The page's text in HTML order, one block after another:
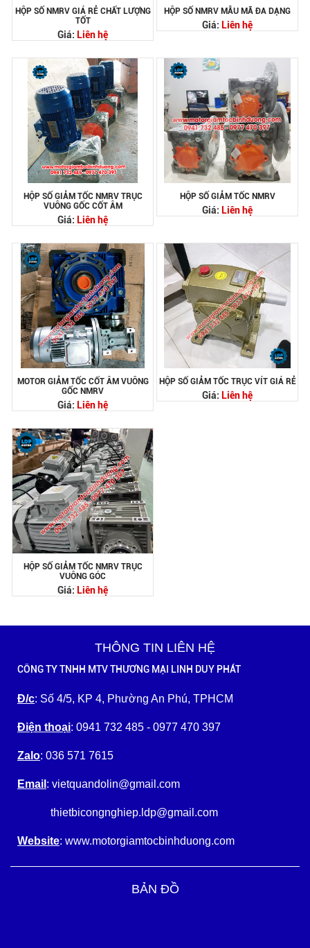
HỘP SỐ NMRV GIÁ RẺ CHẤT LƯỢNG
TỐT
Giá: Liên hệ
HỘP SỐ NMRV MẪU MÃ ĐA DẠNG
Giá: Liên hệ
HỘP SỐ GIẢM TỐC NMRV TRỤC
VUÔNG GỐC CỐT ÂM
Giá: Liên hệ
HỘP SỐ GIẢM TỐC NMRV
Giá: Liên hệ
MOTOR GIẢM TỐC CỐT ÂM VUÔNG
GỐC NMRV
Giá: Liên hệ
HỘP SỐ GIẢM TỐC TRỤC VÍT GIÁ RẺ
Giá: Liên hệ
HỘP SỐ GIẢM TỐC NMRV TRỤC
VUÔNG GÓC
Giá: Liên hệ
THÔNG TIN LIÊN HỆ
CÔNG TY TNHH MTV THƯƠNG MẠI LINH DUY PHÁT
Đ/c: Số 4/5, KP 4, Phường An Phú, TPHCM
Điện thoại: 0941 732 485 - 0977 470 397
Zalo: 036 571 7615
Email : vietquandolin@gmail.com
thietbicongnghiep.ldp@gmail.com
Website: www.motorgiamtocbinhduong.com
BẢN ĐỒ